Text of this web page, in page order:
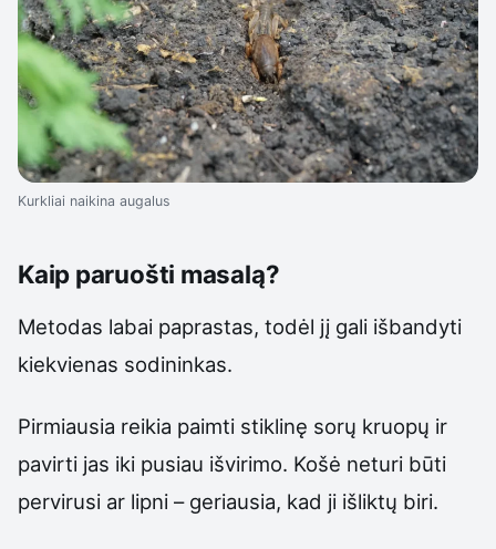
Kurkliai naikina augalus
Kaip paruošti masalą?
Metodas labai paprastas, todėl jį gali išbandyti
kiekvienas sodininkas.
Pirmiausia reikia paimti stiklinę sorų kruopų ir
pavirti jas iki pusiau išvirimo. Košė neturi būti
pervirusi ar lipni – geriausia, kad ji išliktų biri.